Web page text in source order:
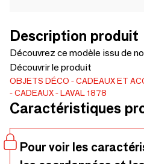
Description produit
Découvrez ce modèle issu de
Découvrir le produit
OBJETS DÉCO
CADEAUX ET
CADEAUX
LAVAL 1878
Caractéristiques
Pour voir les